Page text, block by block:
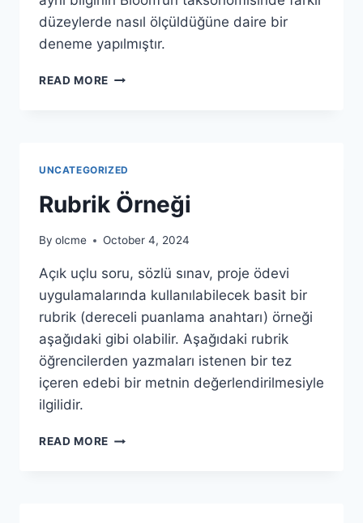
düzeylerde nasıl ölçüldüğüne daire bir
deneme yapılmıştır.
READ MORE BLOOM
UNCATEGORIZED
Rubrik Örneği
By olcme October 4, 2024
Açık uçlu soru, sözlü sınav, proje ödevi
uygulamalarında kullanılabilecek basit bir
rubrik (dereceli puanlama anahtarı) örneği
aşağıdaki gibi olabilir. Aşağıdaki rubrik
öğrencilerden yazmaları istenen bir tez
içeren edebi bir metnin değerlendirilmesiyle
ilgilidir.
READ MORE RUBRIK